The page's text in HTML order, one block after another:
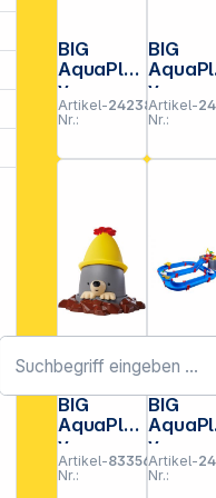
BIG
AquaPla
y
Mudway
RUN
Matschb
ahn
Artikel-
Nr.:
242386
BIG
y
FLOW
ahn
Artikel-
Nr.:
BIG
AquaPla
y
Maulwurf
Artikel-
Nr.:
833562
BIG
y
Artikel-
Nr.: